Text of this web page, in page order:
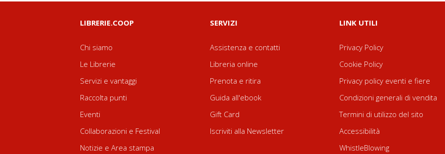
LIBRERIE.COOP
Chi siamo
Le Librerie
Servizi e vantaggi
Raccolta punti
Eventi
Collaborazioni e Festival
Notizie e Area stampa
SERVIZI
Assistenza e contatti
Libreria online
Prenota e ritira
Guida all'ebook
Gift Card
Iscriviti alla Newsletter
LINK UTILI
Privacy Policy
Cookie Policy
Privacy policy eventi e fiere
Condizioni generali di vendita
Termini di utilizzo del sito
Accessibilità
WhistleBlowing